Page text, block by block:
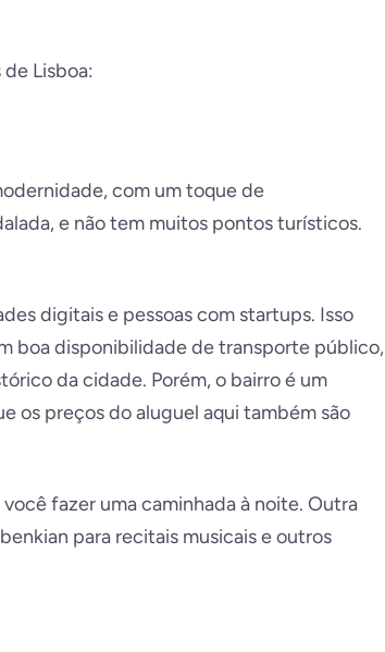
Lisboa:
com um toque de
e não tem muitos pontos turísticos.
digitais e pessoas com startups. Isso
boa disponibilidade de transporte público,
da cidade. Porém, o bairro é um
os preços do aluguel aqui também são
fazer uma caminhada à noite. Outra
para recitais musicais e outros